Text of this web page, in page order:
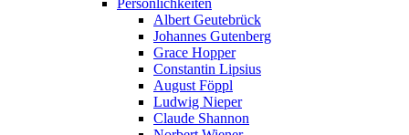
Persönlichkeiten
Albert Geutebrück
Johannes Gutenberg
Grace Hopper
Constantin Lipsius
August Föppl
Ludwig Nieper
Claude Shannon